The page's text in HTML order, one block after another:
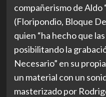
compañerismo deAldo
(Floripondio, Bloque
quien “ha hecho que
posibilitando la
Necesario” en su
un material con un
masterizado por